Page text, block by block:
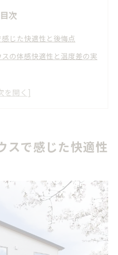
目次
じた快適性と後悔点
の体感快適性と温度差の実
するパッシブ住宅の住み心地
ッシブハウス選びの工夫
設計の注意点
こだわる新築設計のコツ
スのデメリットと回避策
ある失敗例と注意点
スの施工会社選びのポイント
スで感じた快適性